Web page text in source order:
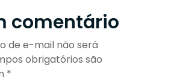
comentário
de e-mail não será
obrigatórios são
*